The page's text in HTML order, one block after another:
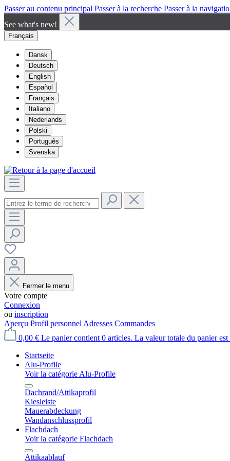
Passer au contenu principal Passer à la recherche Passer à la
See what's new!
Français
Dansk
Deutsch
English
Español
Français
Italiano
Nederlands
Polski
Português
Svenska
Fermer le menu
Votre compte
Connexion
ou inscription
Aperçu Profil personnel Adresses Commandes
0,00 € Le panier contient 0 articles. La valeur totale du panier est
Startseite
Alu-Profile
Voir la catégorie Alu-Profile
Dachrand/Attikaprofil
Kiesleiste
Mauerabdeckung
Wandanschlussprofil
Flachdach
Voir la catégorie Flachdach
Attikaablauf